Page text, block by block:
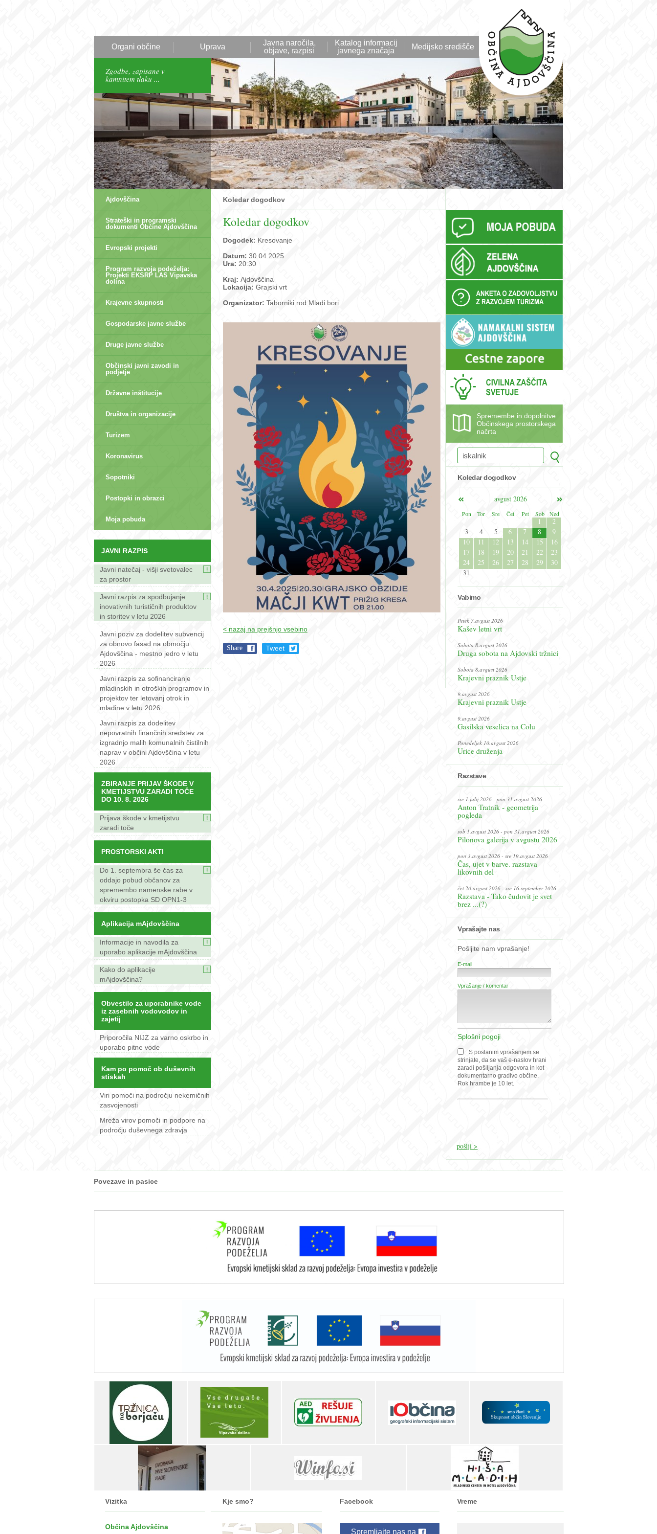
Organi občine Uprava
Javna naročila,
objave, razpisi
Katalog informacij
javnega značaja
Medijsko središče
Zgodbe, zapisane v
kamnitem tlaku ...
Ajdovščina
Strateški in programski
dokumenti Občine Ajdovščina
Evropski projekti
Program razvoja podeželja:
Projekti EKSRP LAS Vipavska
dolina
Krajevne skupnosti
Gospodarske javne službe
Druge javne službe
Občinski javni zavodi in
podjetje
Državne inštitucije
Društva in organizacije
Turizem
Koronavirus
Sopotniki
Postopki in obrazci
Moja pobuda
JAVNI RAZPIS
Javni natečaj - višji svetovalec
za prostor
Javni razpis za spodbujanje
inovativnih turističnih produktov
in storitev v letu 2026
Javni poziv za dodelitev subvencij
za obnovo fasad na območju
Ajdovščina - mestno jedro v letu
2026
Javni razpis za sofinanciranje
mladinskih in otroških programov in
projektov ter letovanj otrok in
mladine v letu 2026
Javni razpis za dodelitev
nepovratnih finančnih sredstev za
izgradnjo malih komunalnih čistilnih
naprav v občini Ajdovščina v letu
2026
ZBIRANJE PRIJAV ŠKODE V
KMETIJSTVU ZARADI TOČE
DO 10. 8. 2026
Prijava škode v kmetijstvu
zaradi toče
PROSTORSKI AKTI
Do 1. septembra še čas za
oddajo pobud občanov za
spremembo namenske rabe v
okviru postopka SD OPN1-3
Aplikacija mAjdovščina
Informacije in navodila za
uporabo aplikacije mAjdovščina
Kako do aplikacije
mAjdovščina?
Obvestilo za uporabnike vode
iz zasebnih vodovodov in
zajetij
Priporočila NIJZ za varno oskrbo in
uporabo pitne vode
Kam po pomoč ob duševnih
stiskah
Viri pomoči na področju nekemičnih
zasvojenosti
Mreža virov pomoči in podpore na
področju duševnega zdravja
Koledar dogodkov
Koledar dogodkov
Dogodek: Kresovanje
Datum: 30.04.2025
Ura: 20:30
Kraj: Ajdovščina
Lokacija: Grajski vrt
Organizator: Taborniki rod Mladi bori
< nazaj na prejšnjo vsebino
Share Tweet
Spremembe in dopolnitve
Občinskega prostorskega
načrta
Koledar dogodkov
avgust 2026
Pon
Tor Sre Čet Pet Sob Ned
1
2
3
4 5 6 7 8
9
10
11 12 13 14 15
16
17
18 19 20 21 22
23
24
25 26 27 28 29
30
31
Vabimo
Petek 7.avgust 2026
Kašev letni vrt
Sobota 8.avgust 2026
Druga sobota na Ajdovski tržnici
Sobota 8.avgust 2026
Krajevni praznik Ustje
9.avgust 2026
Krajevni praznik Ustje
9.avgust 2026
Gasilska veselica na Colu
Ponedeljek 10.avgust 2026
Urice druženja
Razstave
sre 1.julij 2026 - pon 31.avgust 2026
Anton Tratnik - geometrija
pogleda
sob 1.avgust 2026 - pon 31.avgust 2026
Pilonova galerija v avgustu 2026
pon 3.avgust 2026 - sre 19.avgust 2026
Čas, ujet v barve. razstava
likovnih del
čet 20.avgust 2026 - sre 16.september 2026
Razstava - Tako čudovit je svet
brez ...(?)
Vprašajte nas
Pošljite nam vprašanje!
E-mail
Vprašanje / komentar
Splošni pogoji
S poslanim vprašanjem se
strinjate, da se vaš e-naslov hrani
zaradi pošiljanja odgovora in kot
dokumentarno gradivo občine.
Rok hrambe je 10 let.
Povezave in pasice
Vizitka
Občina Ajdovščina
Kje smo? Facebook
Spremljajte nas na
Vreme